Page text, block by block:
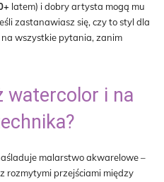
latem) i dobry artysta mogą mu
zastanawiasz się, czy to styl dla
wszystkie pytania, zanim
watercolor i na
malarstwo akwarelowe –
rozmytymi przejściami między